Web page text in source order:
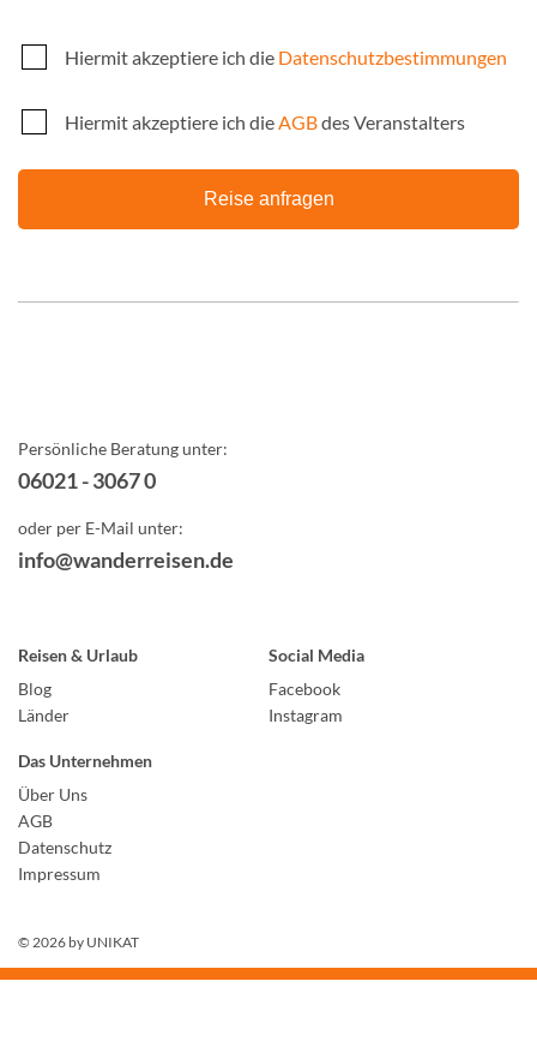
Hiermit akzeptiere ich die Datenschutzbestimmungen
Hiermit akzeptiere ich dieAGBdes Veranstalters
Reise anfragen
Persönliche Beratung unter:
06021 - 3067 0
oder per E-Mail unter:
info@wanderreisen.de
Reisen & Urlaub
Blog
Länder
Social Media
Facebook
Instagram
Das Unternehmen
Über Uns
AGB
Datenschutz
Impressum
© 2026 by UNIKAT